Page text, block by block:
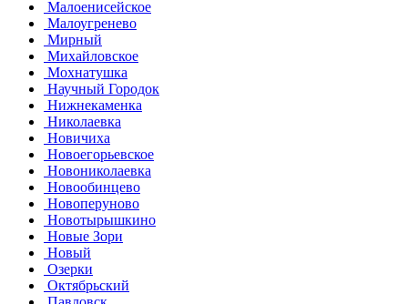
Малоенисейское
Малоугренево
Мирный
Михайловское
Мохнатушка
Научный Городок
Нижнекаменка
Николаевка
Новичиха
Новоегорьевское
Новониколаевка
Новообинцево
Новоперуново
Новотырышкино
Новые Зори
Новый
Озерки
Октябрьский